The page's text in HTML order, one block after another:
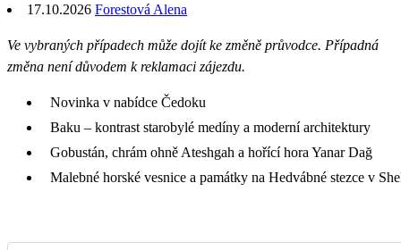
17.10.2026 Forestová Alena
Ve vybraných případech může dojít ke změně průvodce. Případná
změna není důvodem k reklamaci zájezdu.
Novinka v nabídce Čedoku
Baku – kontrast starobylé medíny a moderní architektury
Gobustán, chrám ohně Ateshgah a hořící hora Yanar Dağ
Malebné horské vesnice a památky na Hedvábné stezce v